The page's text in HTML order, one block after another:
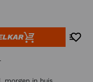
de
morgen in huis